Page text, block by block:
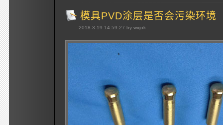
模具PVD涂层是否会污染环境
2018-3-19 14:59:27 by wxjok